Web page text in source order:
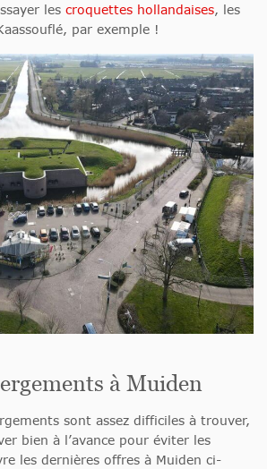
les croquettes hollandaises, les
par exemple !
à Muiden
sont assez difficiles à trouver,
bien à l’avance pour éviter les
les dernières offres à Muiden ci-